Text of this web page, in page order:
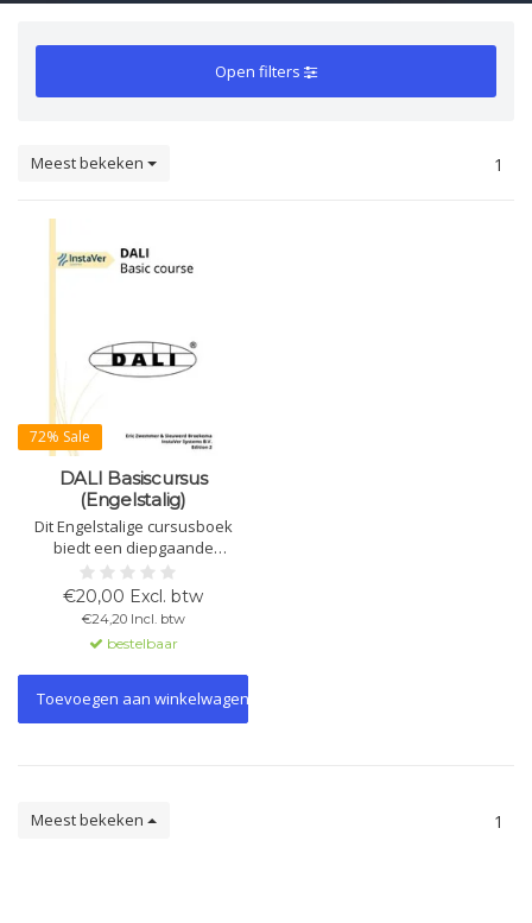
Open filters
Meest bekeken 1
72% Sale
DALI Basiscursus
(Engelstalig)
Dit Engelstalige cursusboek
biedt een diepgaande
introductie in DALI, inclusief
DALI1 en DALI2, IEC 62386 en
praktijkgerichte oefeningen. Nu
in de aanbieding, op=op!
€20,00 Excl. btw
€24,20 Incl. btw
bestelbaar
Toevoegen aan winkelwagen
Meest bekeken 1